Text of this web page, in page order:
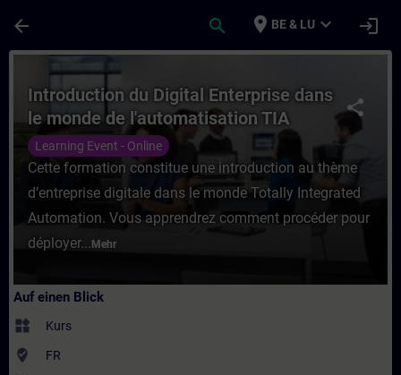
arrow_back search place BE & LU expand_more login
Kurs - Introduction du Digital Enterprise
share
Introduction du Digital Enterprise dans
le monde de l'automatisation TIA
(Formation à distance)
Learning Event - Online
Cette formation constitue une introduction au thème
d’entreprise digitale dans le monde Totally Integrated
Automation. Vous apprendrez comment procéder pour
déployer... Mehr
Auf einen Blick
widgets Kurs
where_to_vote FR